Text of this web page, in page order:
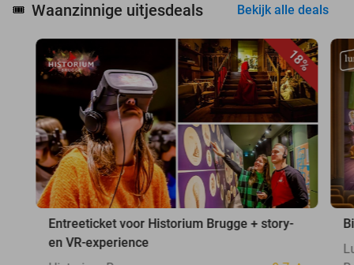
🎟️ Waanzinnige uitjesdeals Bekijk alle deals
18%
Entreeticket voor Historium Brugge + story-
en VR-experience